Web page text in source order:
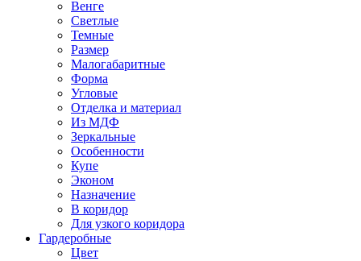
Венге
Светлые
Темные
Размер
Малогабаритные
Форма
Угловые
Отделка и материал
Из МДФ
Зеркальные
Особенности
Купе
Эконом
Назначение
В коридор
Для узкого коридора
Гардеробные
Цвет